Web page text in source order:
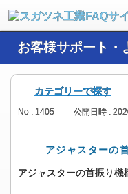
お客様サポート・
カテゴリーで探す
No : 1405 公開日時 :
アジャスターの
アジャスターの首振り機